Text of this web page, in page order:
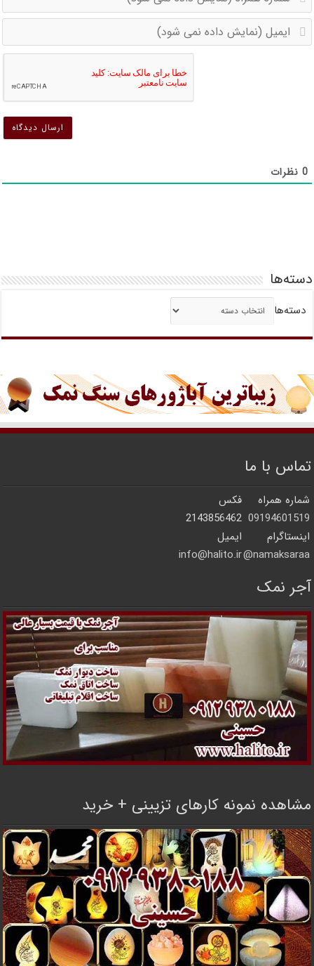
0 نظرات
دسته‌ها
دسته‌ها
تماس با ما
شماره همراه
فکس
09194601519
2143856462
اینستاگرام
ایمیل
namaksaraa@
info@halito.ir
آجر نمک
مشاهده نمونه کارهای تزیینی + خرید